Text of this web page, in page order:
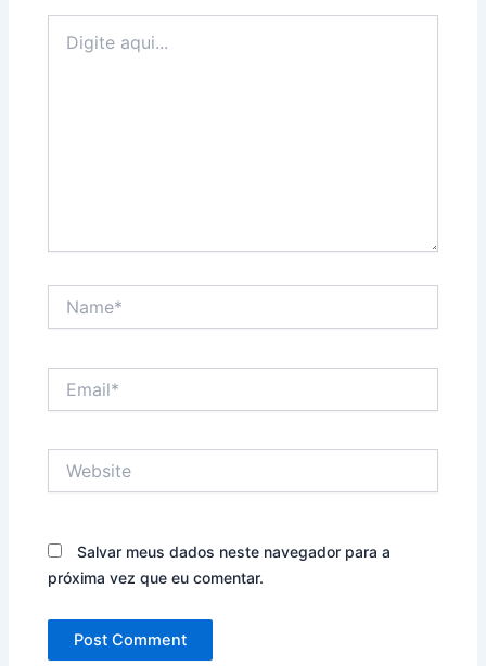
aqui...
Salvar meus dados neste navegador para a
próxima vez que eu comentar.